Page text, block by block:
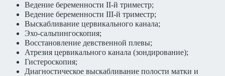
Ведение беременности II-й триместр;
Ведение беременности III-й триместр;
Выскабливание цервикального канала;
Эхо-сальпингоскопия;
Восстановление девственной плевы;
Атрезия цервикального канала (зондирование);
Гистероскопия;
Диагностическое выскабливание полости матки и